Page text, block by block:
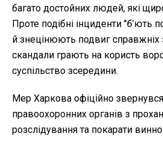
багато достойних людей, які
Проте подібні інциденти "б’ють
й знецінюють подвиг справжніх
скандали грають на користь
суспільство зсередини.
Мер Харкова офіційно
правоохоронних органів з
розслідування та покарати